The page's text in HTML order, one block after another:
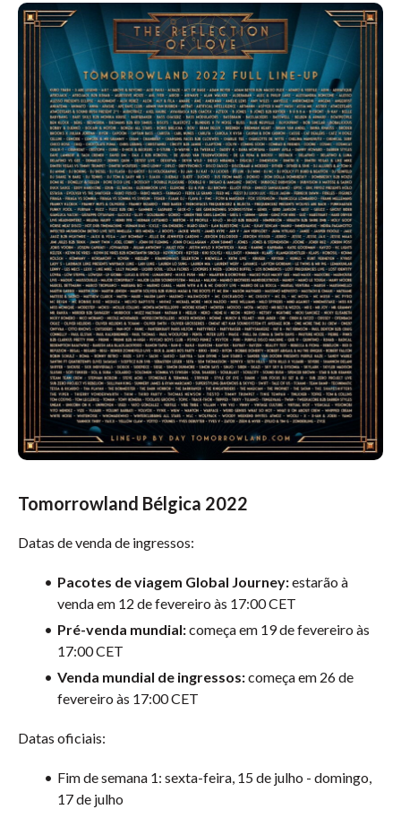
Tomorrowland Bélgica 2022
Datas de venda de ingressos:
Pacotes de viagem Global Journey:estarão à
venda em 12 de fevereiro às 17:00 CET
Pré-venda mundial:começa em 19 de fevereiro às
17:00 CET
Venda mundial de ingressos:começa em 26 de
fevereiro às 17:00 CET
Datas oficiais:
Fim de semana 1: sexta-feira, 15 de julho - domingo,
17 de julho